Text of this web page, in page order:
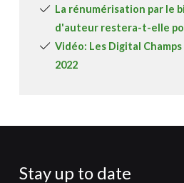
La rénumérisation par le
d'auteur restera-t-elle
Vidéo: Les Digital
2022
Stay up to date